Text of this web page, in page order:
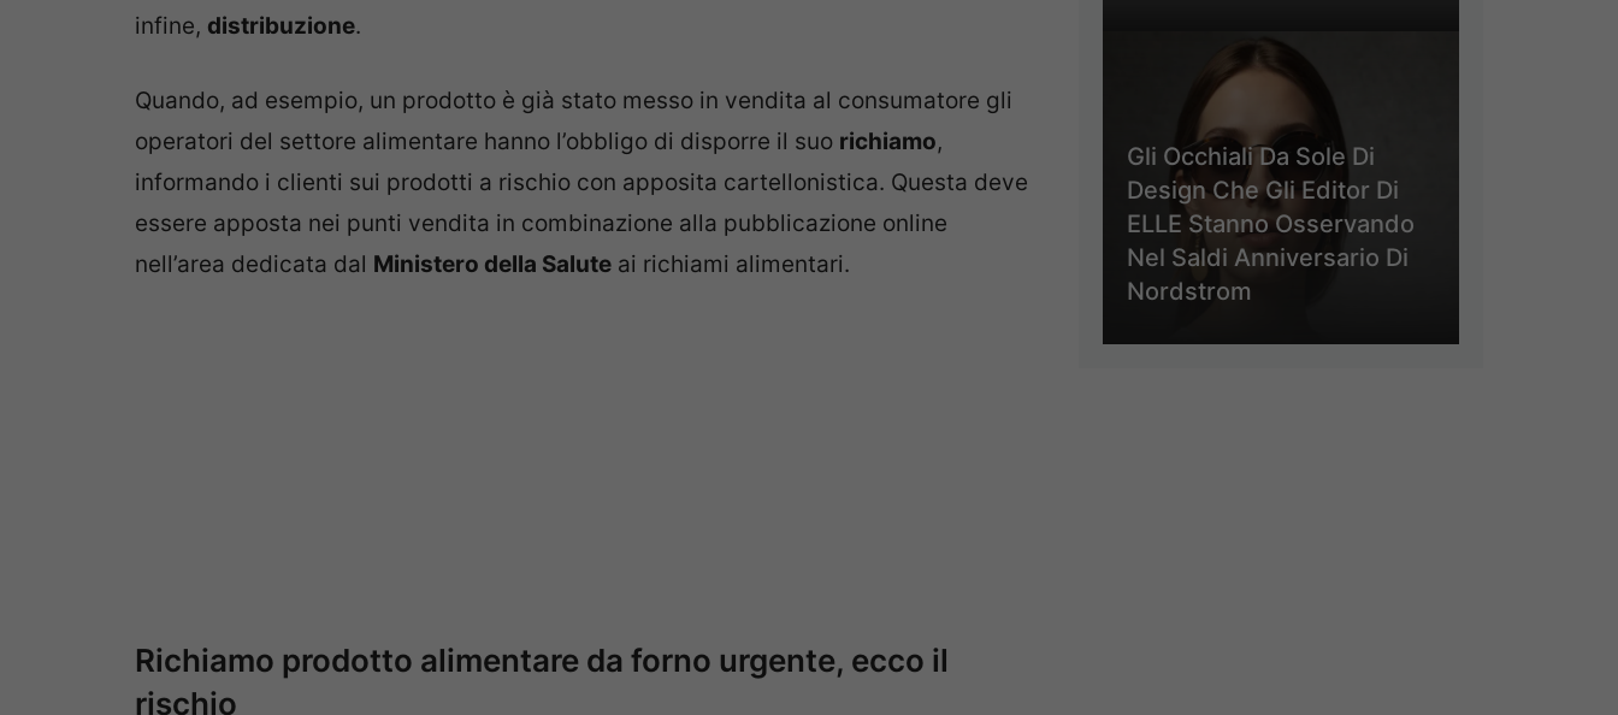
infine, distribuzione.
Quando, ad esempio, un prodotto è già stato messo in vendita al consumatore gli
operatori del settore alimentare hanno l’obbligo di disporre il suo richiamo,
informando i clienti sui prodotti a rischio con apposita cartellonistica. Questa deve
essere apposta nei punti vendita in combinazione alla pubblicazione online
nell’area dedicata dal Ministero della Salute ai richiami alimentari.
Richiamo prodotto alimentare da forno urgente, ecco il
rischio
Gli Occhiali Da Sole Di
Design Che Gli Editor Di
ELLE Stanno Osservando
Nel Saldi Anniversario Di
Nordstrom